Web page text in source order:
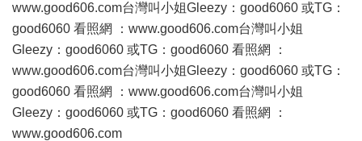
www.good606.com台灣叫小姐Gleezy：good6060 或TG：
good6060 看照網 ： www.good606.com台灣叫小姐
Gleezy：good6060 或TG：good6060 看照網 ：
www.good606.com台灣叫小姐Gleezy：good6060 或TG：
good6060 看照網 ： www.good606.com台灣叫小姐
Gleezy：good6060 或TG：good6060 看照網 ：
www.good606.com